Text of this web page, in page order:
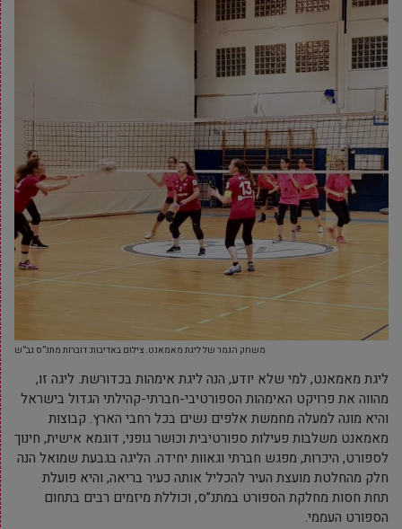
משחק הגמר של ליגת מאמאנט. צילום באדיבות: דוברות מתנ”ס גב”ש
ליגת מאמאנט, למי שלא יודע, הנה ליגת אימהות בכדורשת. ליגה זו,
מהווה את פרויקט האימהות הספורטיבי-חברתי-קהילתי הגדול בישראל
והיא מונה למעלה מחמשת אלפים נשים בכל רחבי הארץ. קבוצות
מאמאנט משלבות פעילות ספורטיבית וכושר גופני, דוגמא אישית, חינוך
לספורט, היכרות, מפגש חברתי וגאוות יחידה. הליגה בגבעת שמואל הנה
חלק מהחלטת מועצת העיר להכליל אותה כעיר בריאה, והיא פועלת
תחת חסות מחלקת הספורט במתנ”ס, וכוללת מיזמים רבים בתחום
הספורט העממי.